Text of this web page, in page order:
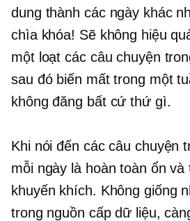
dung thành các ngày khác
chìa khóa! Sẽ không hiệu
một loạt các câu chuyện
sau đó biến mất trong một
không đăng bất cứ thứ gì.
Khi nói đến các câu chuyện
mỗi ngày là hoàn toàn ổn
khuyến khích. Không giống
trong nguồn cấp dữ liệu,